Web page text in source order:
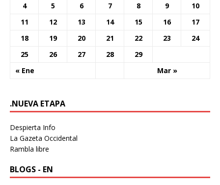
« Ene Mar »
4
5 6 7 8 9
10
11
12 13 14 15 16
17
18
19 20 21 22 23
24
25
26 27 28 29
.NUEVA ETAPA
Despierta Info
La Gazeta Occidental
Rambla libre
BLOGS - EN